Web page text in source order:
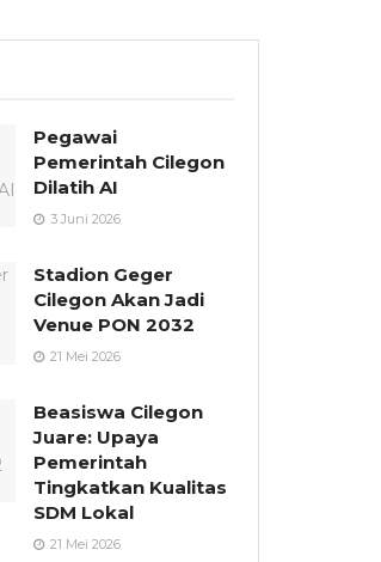
Pegawai
Pemerintah Cilegon
Dilatih AI
3 Juni 2026
Stadion Geger
Cilegon Akan Jadi
Venue PON 2032
21 Mei 2026
Beasiswa Cilegon
Juare: Upaya
Pemerintah
Tingkatkan Kualitas
SDM Lokal
21 Mei 2026